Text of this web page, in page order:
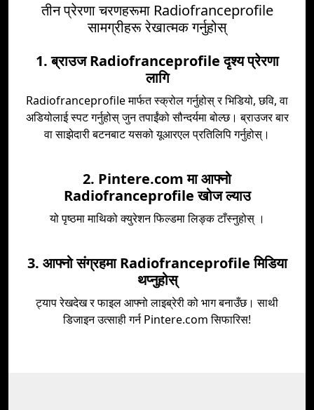
तीन प्रेरणा चरणहरूमा Radiofranceprofile
सामग्रीहरू रेखात्मक गर्नुहोस्
1. ब्राउज Radiofranceprofile दृश्य प्रेरणा
लागि
Radiofranceprofile मार्फत स्क्रोल गर्नुहोस् र भिडियो, छवि, वा
अडियोलाई स्पट गर्नुहोस् जुन तपाईंको सौन्दर्यमा बोल्छ। ब्राउजर बार
वा साझेदारी बटनबाट यसको यूआरएल प्रतिलिपि गर्नुहोस्।
2. Pintere.com मा आफ्नो
Radiofranceprofile खोज ल्याउ
यो पृष्ठमा माथिको क्युरेशन फिल्डमा लिङ्क टाँस्नुहोस् ।
3. आफ्नो संग्रहमा Radiofranceprofile मिडिया
थप्नुहोस्
ट्याप रेखदेख र फाइल आफ्नो लाइब्रेरी को भाग बनाउँछ। साथी
डिजाइन उत्साही गर्न Pintere.com सिफारिस!